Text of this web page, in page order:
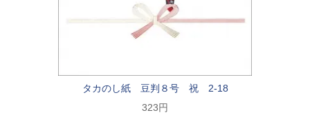
タカのし紙 豆判８号 祝 2-18
323円